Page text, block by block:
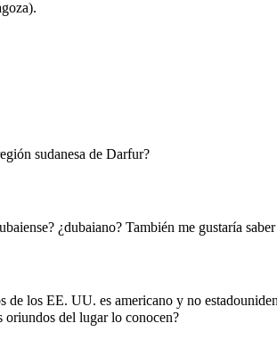
sudanesa de Darfur?
¿dubaiano? También me gustaría
los EE. UU. es americano y no
oriundos del lugar lo conocen?